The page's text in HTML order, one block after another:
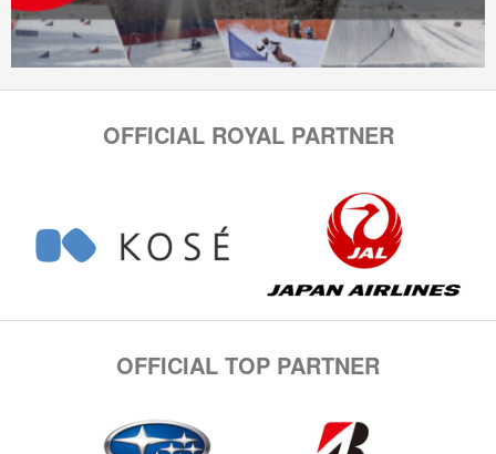
OFFICIAL ROYAL PARTNER
OFFICIAL TOP PARTNER